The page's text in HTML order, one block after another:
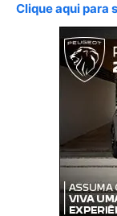
Clique aqui para